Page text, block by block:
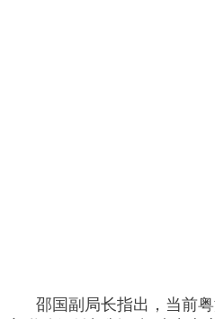
邵国副局长指出，当前